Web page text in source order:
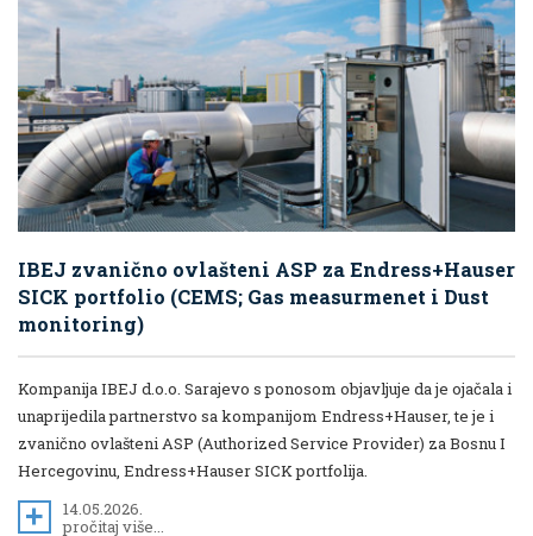
IBEJ zvanično ovlašteni ASP za Endress+Hauser
SICK portfolio (CEMS; Gas measurmenet i Dust
monitoring)
Kompanija IBEJ d.o.o. Sarajevo s ponosom objavljuje da je ojačala i
unaprijedila partnerstvo sa kompanijom Endress+Hauser, te je i
zvanično ovlašteni ASP (Authorized Service Provider) za Bosnu I
Hercegovinu, Endress+Hauser SICK portfolija.
14.05.2026.
pročitaj više...